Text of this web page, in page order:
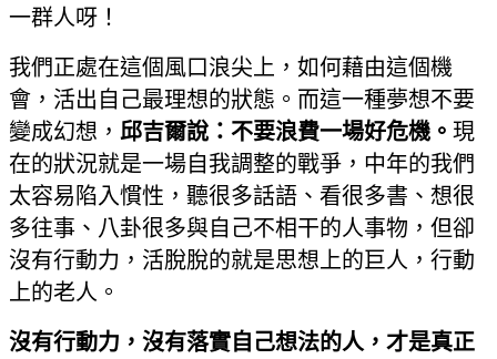
一群人呀！
我們正處在這個風口浪尖上，如何藉由這個機
會，活出自己最理想的狀態。而這一種夢想不要
變成幻想， 邱吉爾說：不要浪費一場好危機。 現
在的狀況就是一場自我調整的戰爭，中年的我們
太容易陷入慣性，聽很多話語、看很多書、想很
多往事、八卦很多與自己不相干的人事物，但卻
沒有行動力，活脫脫的就是思想上的巨人，行動
上的老人。
沒有行動力，沒有落實自己想法的人，才是真正